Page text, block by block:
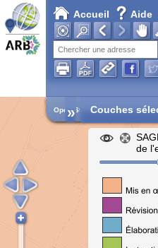
Accueil Aide
Open Street Map
» Couches
de